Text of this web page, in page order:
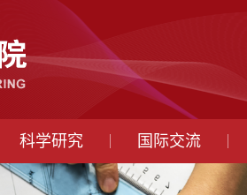
科学研究 国际交流